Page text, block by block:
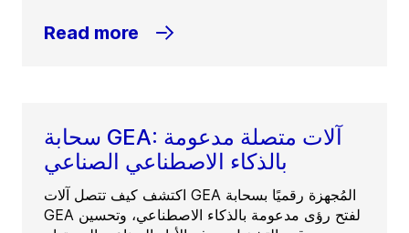
Read more
سحابة GEA: آلات متصلة مدعومة
بالذكاء الاصطناعي الصناعي
اكتشف كيف تتصل آلات GEA المُجهزة رقميًا بسحابة
GEA لفتح رؤى مدعومة بالذكاء الاصطناعي، وتحسين